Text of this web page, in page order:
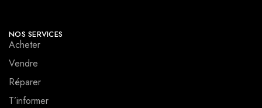
NOS SERVICES
Acheter
Vendre
Réparer
T’informer